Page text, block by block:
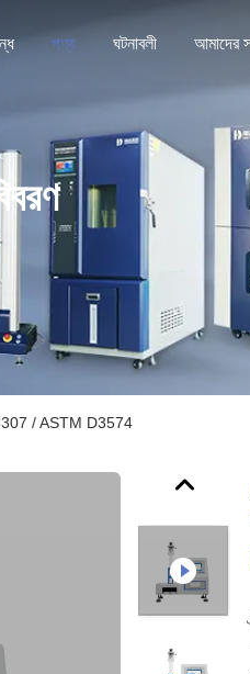
পণ্য ঘটনাবলী
/ ASTM D3574